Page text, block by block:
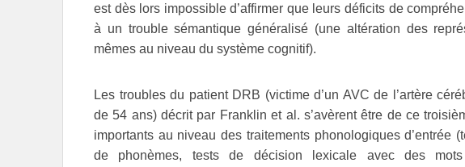
est dès lors impossible d’affirmer que leurs déficits de
à un trouble sémantique généralisé (une altération des
mêmes au niveau du système cognitif).
Les troubles du patient DRB (victime d’un AVC de l’artère
de 54 ans) décrit par Franklin et al. s’avèrent être de ce
importants au niveau des traitements phonologiques d’entrée
de phonèmes, tests de décision lexicale avec des